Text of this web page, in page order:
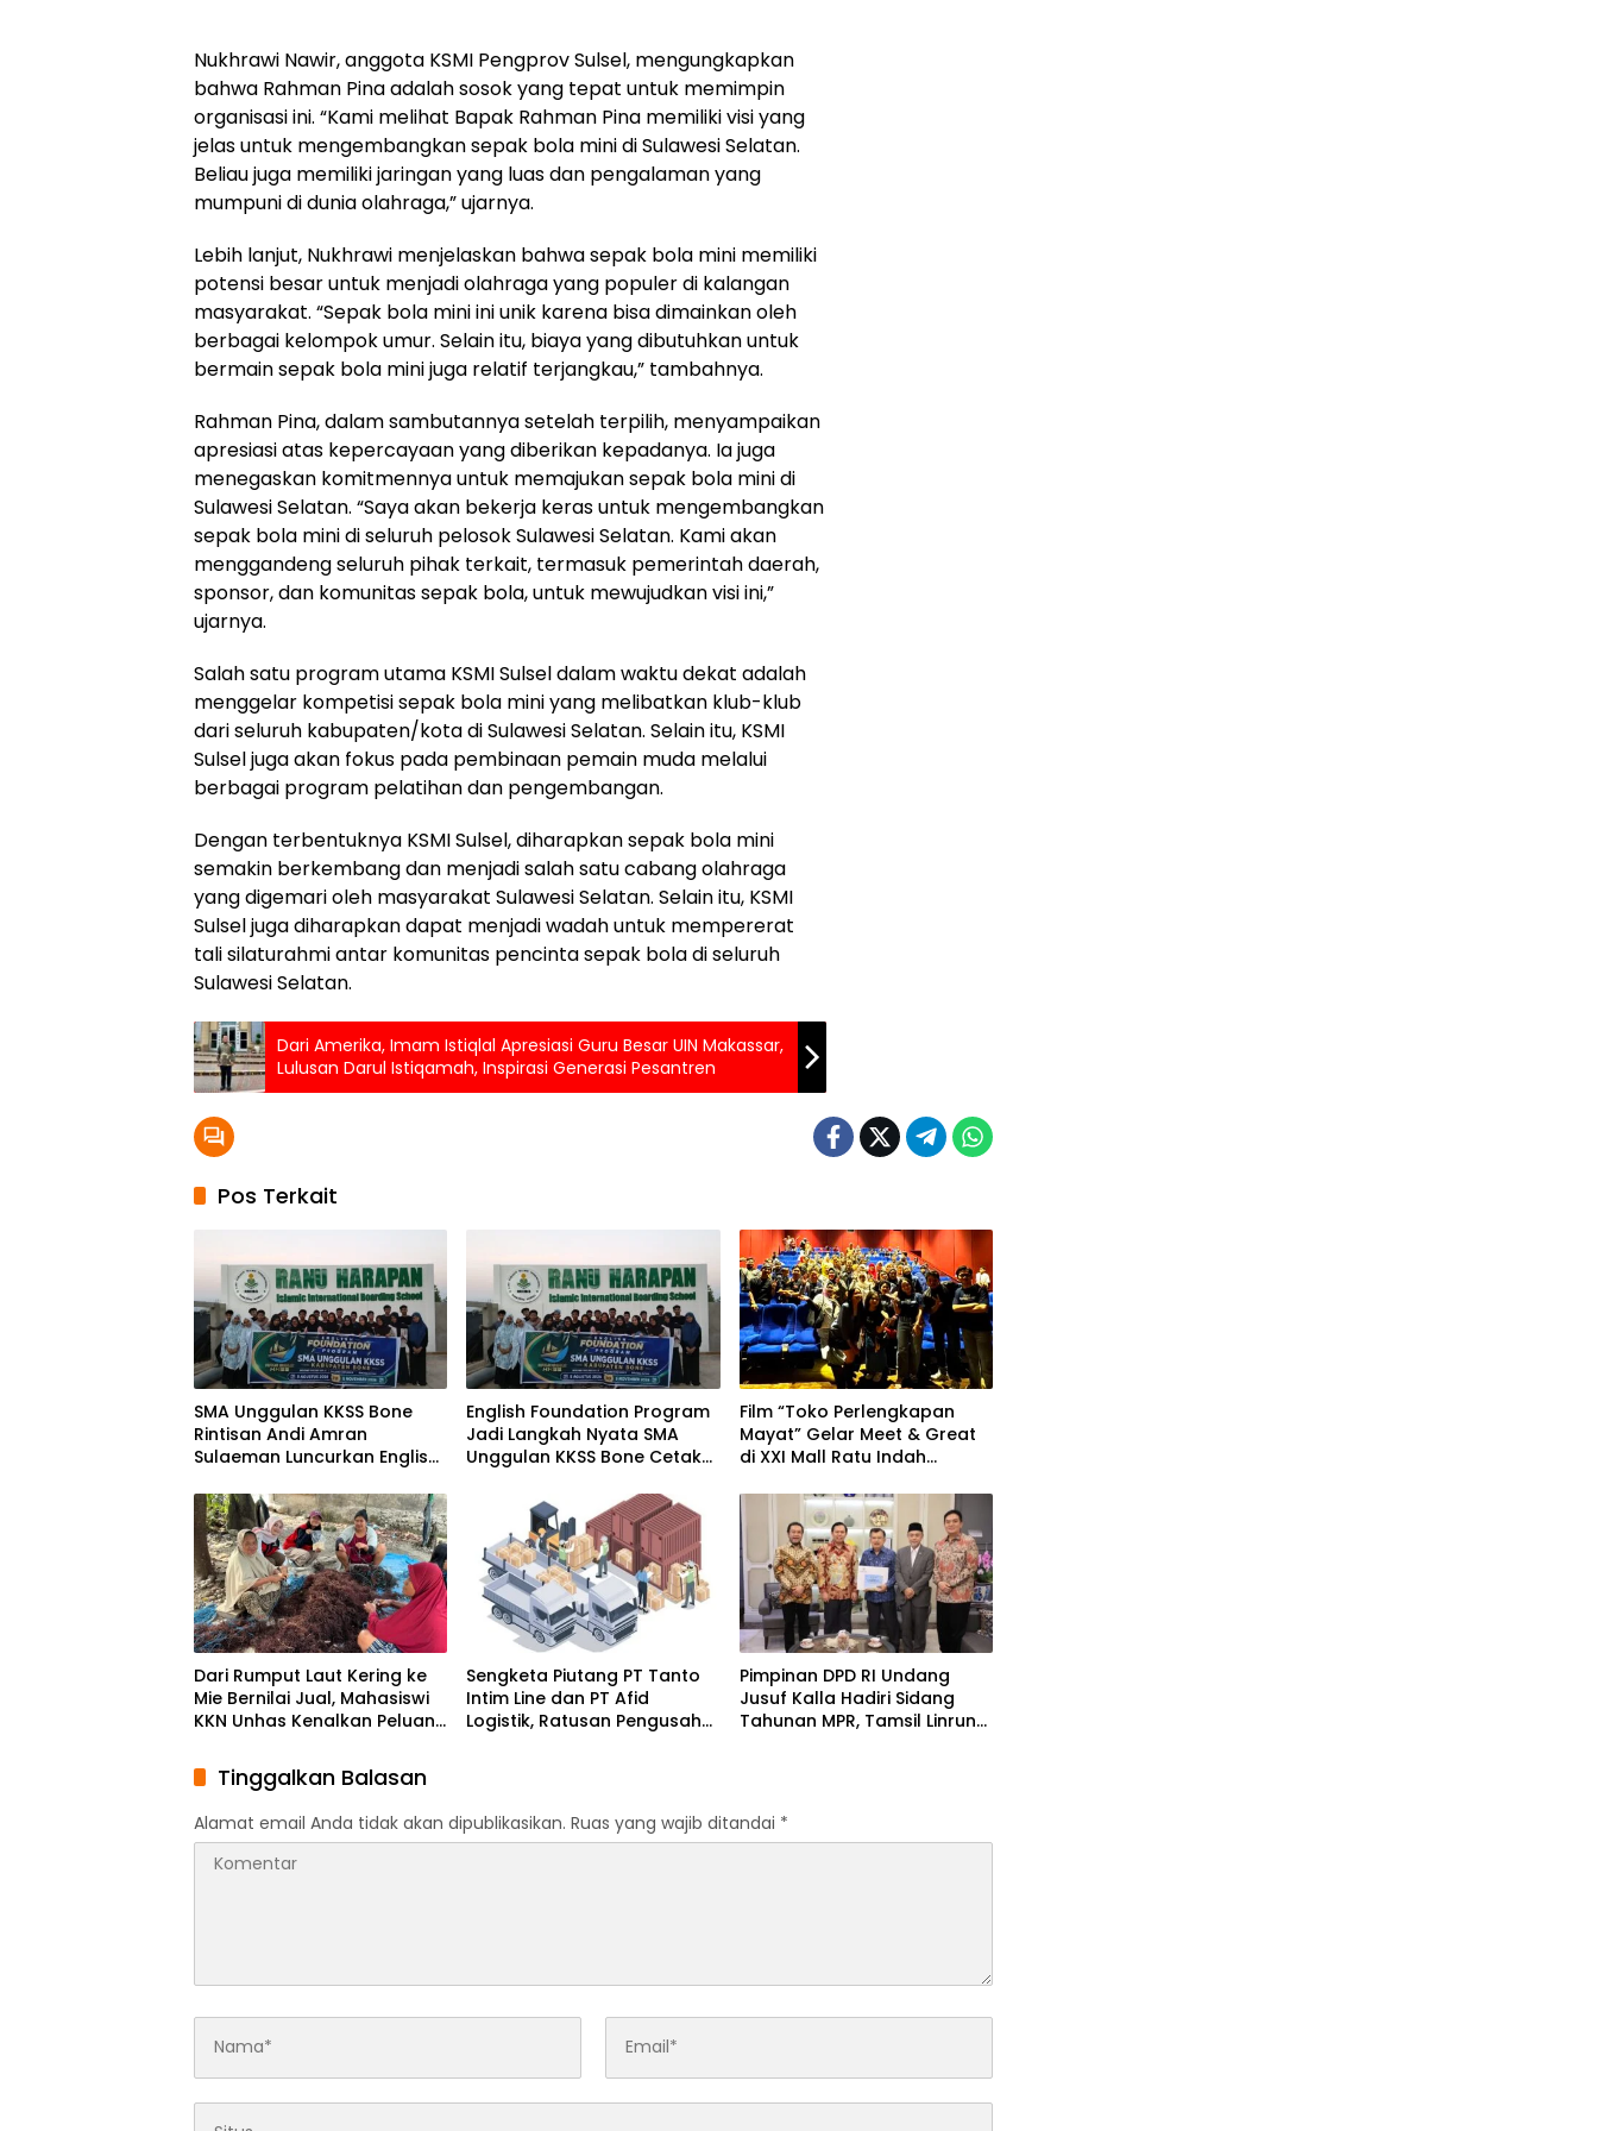
Nukhrawi Nawir, anggota KSMI Pengprov Sulsel, mengungkapkan
bahwa Rahman Pina adalah sosok yang tepat untuk memimpin
organisasi ini. “Kami melihat Bapak Rahman Pina memiliki visi yang
jelas untuk mengembangkan sepak bola mini di Sulawesi Selatan.
Beliau juga memiliki jaringan yang luas dan pengalaman yang
mumpuni di dunia olahraga,” ujarnya.
Lebih lanjut, Nukhrawi menjelaskan bahwa sepak bola mini memiliki
potensi besar untuk menjadi olahraga yang populer di kalangan
masyarakat. “Sepak bola mini ini unik karena bisa dimainkan oleh
berbagai kelompok umur. Selain itu, biaya yang dibutuhkan untuk
bermain sepak bola mini juga relatif terjangkau,” tambahnya.
Rahman Pina, dalam sambutannya setelah terpilih, menyampaikan
apresiasi atas kepercayaan yang diberikan kepadanya. Ia juga
menegaskan komitmennya untuk memajukan sepak bola mini di
Sulawesi Selatan. “Saya akan bekerja keras untuk mengembangkan
sepak bola mini di seluruh pelosok Sulawesi Selatan. Kami akan
menggandeng seluruh pihak terkait, termasuk pemerintah daerah,
sponsor, dan komunitas sepak bola, untuk mewujudkan visi ini,”
ujarnya.
Salah satu program utama KSMI Sulsel dalam waktu dekat adalah
menggelar kompetisi sepak bola mini yang melibatkan klub-klub
dari seluruh kabupaten/kota di Sulawesi Selatan. Selain itu, KSMI
Sulsel juga akan fokus pada pembinaan pemain muda melalui
berbagai program pelatihan dan pengembangan.
Dengan terbentuknya KSMI Sulsel, diharapkan sepak bola mini
semakin berkembang dan menjadi salah satu cabang olahraga
yang digemari oleh masyarakat Sulawesi Selatan. Selain itu, KSMI
Sulsel juga diharapkan dapat menjadi wadah untuk mempererat
tali silaturahmi antar komunitas pencinta sepak bola di seluruh
Sulawesi Selatan.
Dari Amerika, Imam Istiqlal Apresiasi Guru Besar UIN Makassar,
Lulusan Darul Istiqamah, Inspirasi Generasi Pesantren
Pos Terkait
SMA Unggulan KKSS Bone
Rintisan Andi Amran
Sulaeman Luncurkan English
English Foundation Program
Jadi Langkah Nyata SMA
Unggulan KKSS Bone Cetak
Film “Toko Perlengkapan
Mayat” Gelar Meet & Great
di XXI Mall Ratu Indah
Dari Rumput Laut Kering ke
Mie Bernilai Jual, Mahasiswi
KKN Unhas Kenalkan Peluang
Desa Baruga
Sengketa Piutang PT Tanto
Intim Line dan PT Afid
Logistik, Ratusan Pengusaha
Pimpinan DPD RI Undang
Jusuf Kalla Hadiri Sidang
Tahunan MPR, Tamsil Linrung:
Tinggalkan Balasan
Alamat email Anda tidak akan dipublikasikan. Ruas yang wajib ditandai *